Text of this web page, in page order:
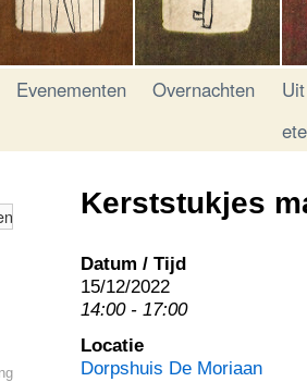
Evenementen Overnachten
Uit
Kerststukjes
Datum / Tijd
15/12/2022
14:00 - 17:00
Locatie
Dorpshuis De Moriaan